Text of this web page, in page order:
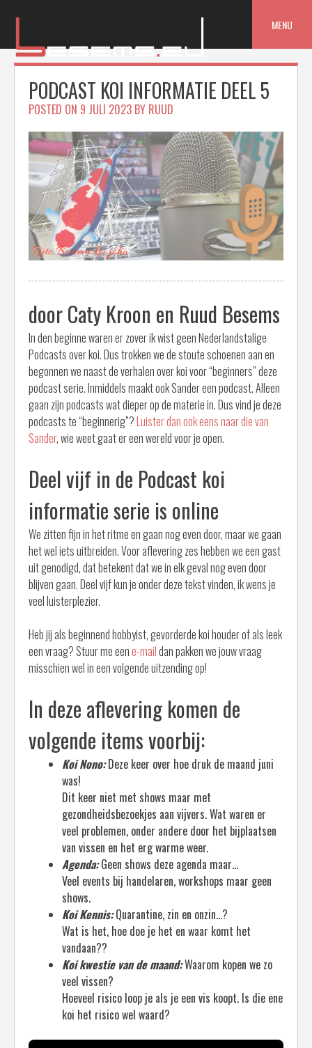
MENU
PODCAST KOI INFORMATIE DEEL 5
POSTED ON 9 JULI 2023 BY RUUD
door Caty Kroon en Ruud Besems
In den beginne waren er zover ik wist geen Nederlandstalige
Podcasts over koi. Dus trokken we de stoute schoenen aan en
begonnen we naast de verhalen over koi voor “beginners” deze
podcast serie. Inmiddels maakt ook Sander een podcast. Alleen
gaan zijn podcasts wat dieper op de materie in. Dus vind je deze
podcasts te “beginnerig”?Luister dan ook eens naar die van
Sander, wie weet gaat er een wereld voor je open.
Deel vijf in de Podcast koi
informatie serie is online
We zitten fijn in het ritme en gaan nog even door, maar we gaan
het wel iets uitbreiden. Voor aflevering zes hebben we een gast
uit genodigd, dat betekent dat we in elk geval nog even door
blijven gaan. Deel vijf kun je onder deze tekst vinden, ik wens je
veel luisterplezier.
Heb jij als beginnend hobbyist, gevorderde koi houder of als leek
een vraag? Stuur me eene-maildan pakken we jouw vraag
misschien wel in een volgende uitzending op!
In deze aflevering komen de
volgende items voorbij:
Koi Nono: Deze keer over hoe druk de maand juni
was!
Dit keer niet met shows maar met
gezondheidsbezoekjes aan vijvers. Wat waren er
veel problemen, onder andere door het bijplaatsen
van vissen en het erg warme weer.
Agenda: Geen shows deze agenda maar…
Veel events bij handelaren, workshops maar geen
shows.
Koi Kennis: Quarantine, zin en onzin…?
Wat is het, hoe doe je het en waar komt het
vandaan??
Koi kwestie van de maand:Waarom kopen we zo
veel vissen?
Hoeveel risico loop je als je een vis koopt. Is die ene
koi het risico wel waard?